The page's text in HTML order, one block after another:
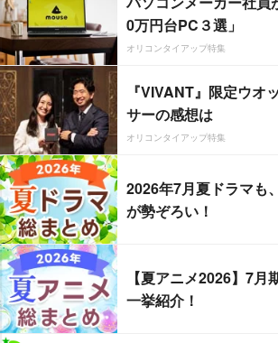
0万円台PC３選」
オリコンタイアップ特集
『VIVANT』限定ウオ
サーの感想は
オリコンタイアップ特集
2026年7月夏ドラマも
が勢ぞろい！
【夏アニメ2026】7月
一挙紹介！